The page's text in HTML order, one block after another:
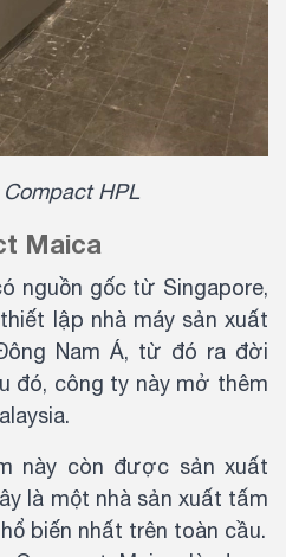
HPL
Maica
nguồn gốc từ Singapore,
lập nhà máy sản xuất
Nam Á, từ đó ra đời
đó, công ty này mở thêm
này còn được sản xuất
là một nhà sản xuất tấm
biến nhất trên toàn cầu.